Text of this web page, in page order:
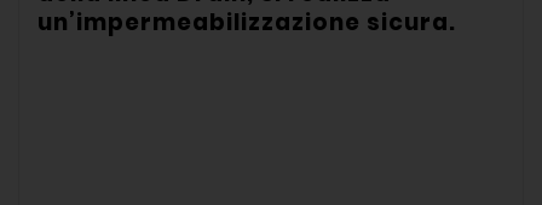
un’impermeabilizzazione sicura.